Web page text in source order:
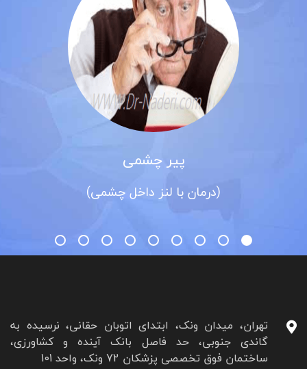
پیر چشمی
(درمان با لنز داخل چشمی)
تهران، میدان ونک، ابتدای اتوبان حقانی، نرسیده به
گاندی جنوبی، حد فاصل بانک آینده و کشاورزی،
ساختمان فوق تخصصی پزشکان 72 ونک، واحد 101